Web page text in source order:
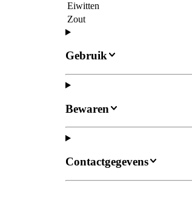
Eiwitten
Zout
Gebruik
Bewaren
Contactgegevens